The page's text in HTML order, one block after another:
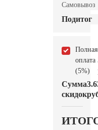
Самовывоз
Подитог
Полная
оплата
(5%)
Сумма
скидок